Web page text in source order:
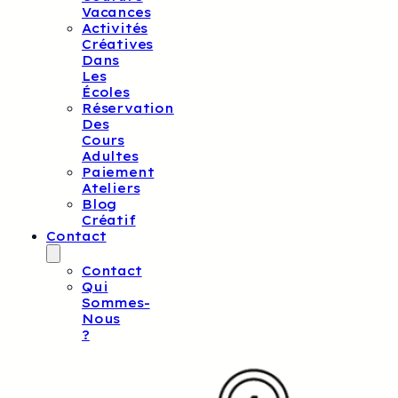
Vacances
Activités
Créatives
Dans
Les
Écoles
Réservation
Des
Cours
Adultes
Paiement
Ateliers
Blog
Créatif
Contact
Contact
Qui
Sommes-
Nous
?